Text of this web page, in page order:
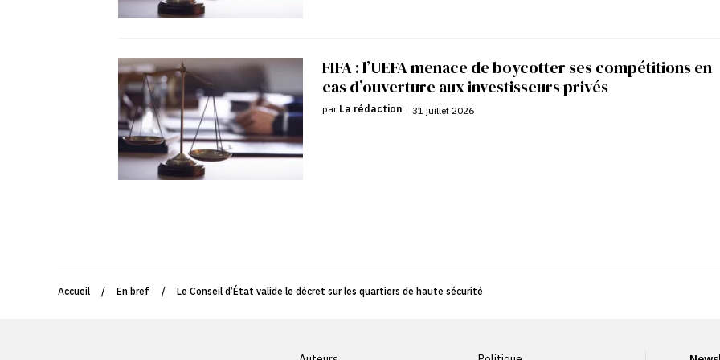
FIFA : l’UEFA menace de boycotter ses compétitions en
cas d’ouverture aux investisseurs privés
par La rédaction | 31 juillet 2026
Accueil / En bref / Le Conseil d’État valide le décret sur les quartiers de haute sécurité